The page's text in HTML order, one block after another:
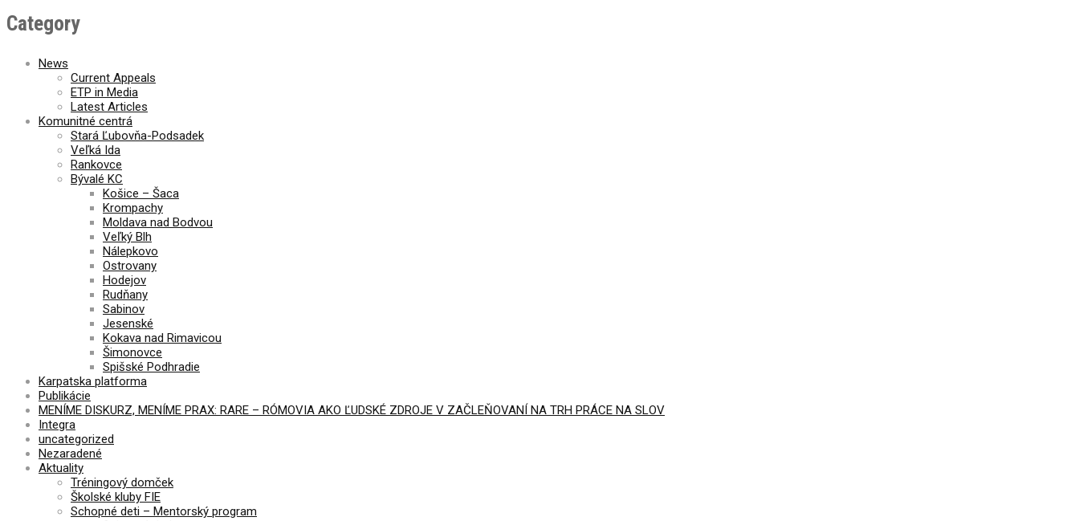
Category
News
Current Appeals
ETP in Media
Latest Articles
Komunitné centrá
Stará Ľubovňa-Podsadek
Veľká Ida
Rankovce
Bývalé KC
Košice – Šaca
Krompachy
Moldava nad Bodvou
Veľký Blh
Nálepkovo
Ostrovany
Hodejov
Rudňany
Sabinov
Jesenské
Kokava nad Rimavicou
Šimonovce
Spišské Podhradie
Karpatska platforma
Publikácie
MENÍME DISKURZ, MENÍME PRAX: RARE – RÓMOVIA AKO ĽUDSKÉ ZDROJE V ZAČLEŇOVANÍ NA TRH PRÁCE NA SLOV
Integra
uncategorized
Nezaradené
Aktuality
Tréningový domček
Školské kluby FIE
Schopné deti – Mentorský program